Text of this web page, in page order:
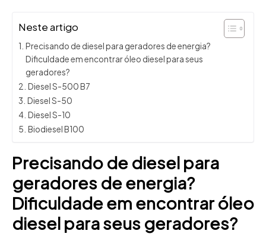
Neste artigo
Precisando de diesel para geradores de energia?
Dificuldade em encontrar óleo diesel para seus
geradores?
Diesel S-500 B7
Diesel S-50
Diesel S-10
Biodiesel B100
Precisando de diesel para
geradores de energia?
Dificuldade em encontrar óleo
diesel para seus geradores?